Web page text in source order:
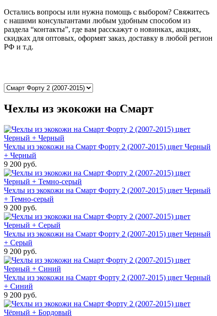
Остались вопросы или нужна помощь с выбором? Свяжитесь
с нашими консультантами любым удобным способом из
раздела “контакты”, где вам расскажут о новинках, акциях,
скидках для оптовых, оформят заказ, доставку в любой регион
РФ и т.д.
Чехлы из экокожи на Смарт
Чехлы из экокожи на Смарт Форту 2 (2007-2015) цвет Черный
+ Черный
9 200 руб.
Чехлы из экокожи на Смарт Форту 2 (2007-2015) цвет Черный
+ Темно-серый
9 200 руб.
Чехлы из экокожи на Смарт Форту 2 (2007-2015) цвет Черный
+ Серый
9 200 руб.
Чехлы из экокожи на Смарт Форту 2 (2007-2015) цвет Черный
+ Синий
9 200 руб.